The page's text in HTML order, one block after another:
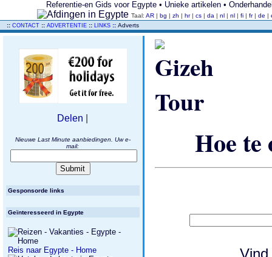
Referentie-en Gids voor Egypte • Unieke artikelen •
Taal: AR | bg | zh | hr | cs | da | nl | nl | fi | fr | de |
:: CONTACT :: ADVERTENTIE :: LINKS :: Adverts
Delen
Nieuwe Last Minute aanbiedingen. Uw e-
mail:
Gesponsorde links
Geïnteresseerd in Egypte
Reis naar Egypte - Home
Hoe